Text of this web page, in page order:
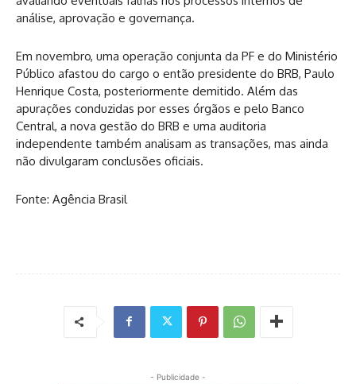
análise, aprovação e governança.
Em novembro, uma operação conjunta da PF e do Ministério
Público afastou do cargo o então presidente do BRB, Paulo
Henrique Costa, posteriormente demitido. Além das
apurações conduzidas por esses órgãos e pelo Banco
Central, a nova gestão do BRB e uma auditoria
independente também analisam as transações, mas ainda
não divulgaram conclusões oficiais.
Fonte: Agência Brasil
- Publicidade -